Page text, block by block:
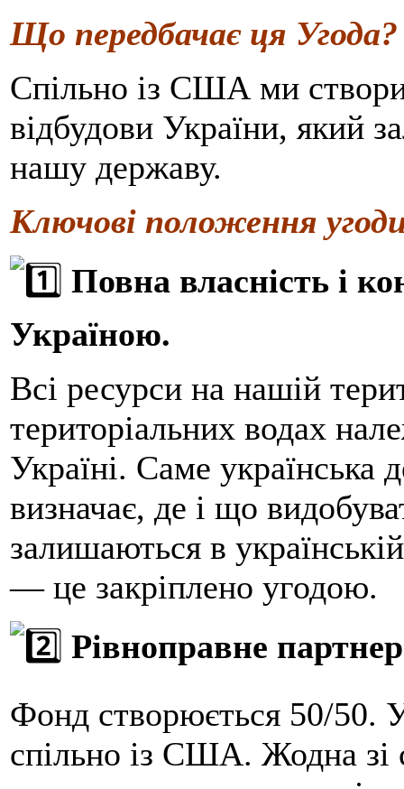
Що передбачає ця Угода?
Спільно із США ми
відбудови України, який
нашу державу.
Ключові положення
Повна власність і
Україною.
Всі ресурси на нашій
територіальних водах
Україні. Саме українська
визначає, де і що
залишаються в
— це закріплено угодою.
Рівноправне
Фонд створюється 50/
спільно із США. Жодна зі